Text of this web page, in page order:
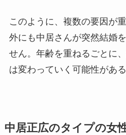
このように、複数の要因が
外にも中居さんが突然結婚
せん。年齢を重ねるごとに
は変わっていく可能性がある
中居正広のタイプの女